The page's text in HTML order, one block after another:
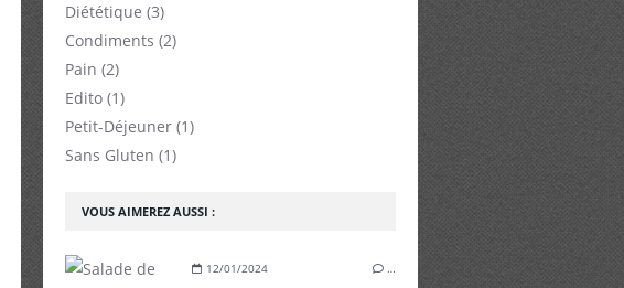
VOUS AIMEREZ AUSSI :
12/01/2024 …
Diététique (3)
Condiments (2)
Pain (2)
Edito (1)
Petit-Déjeuner (1)
Sans Gluten (1)